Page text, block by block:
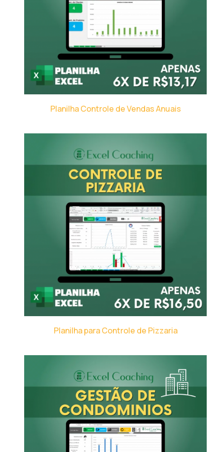
Planilha Controle de Vendas Anuais
Planilha para Controle de Pizzaria